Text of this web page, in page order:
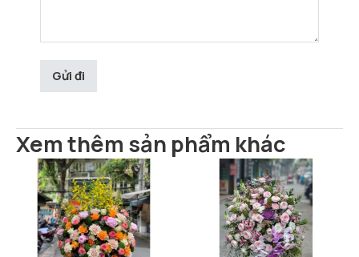
Xem thêm sản phẩm khác